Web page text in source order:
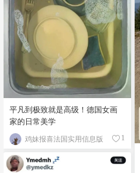
平凡到极致就是高级！德国女画
家的日常美学
鸡妹报喜法国实用信息版 1